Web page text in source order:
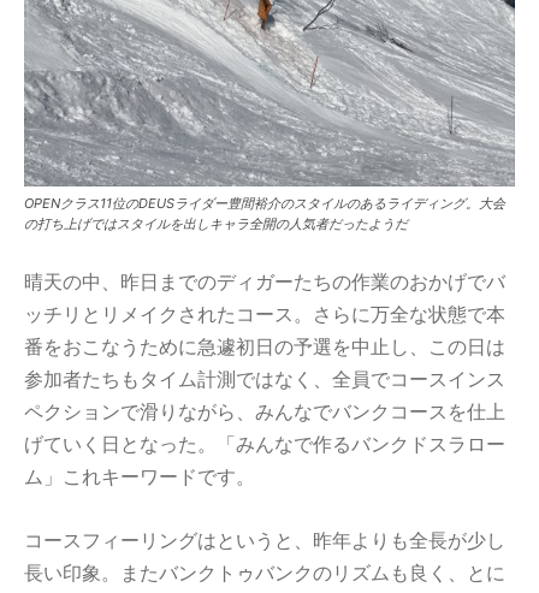
OPENクラス11位のDEUSライダー豊間裕介のスタイルのあるライディング。大会
の打ち上げではスタイルを出しキャラ全開の人気者だったようだ
晴天の中、昨日までのディガーたちの作業のおかげでバ
ッチリとリメイクされたコース。さらに万全な状態で本
番をおこなうために急遽初日の予選を中止し、この日は
参加者たちもタイム計測ではなく、全員でコースインス
ペクションで滑りながら、みんなでバンクコースを仕上
げていく日となった。「みんなで作るバンクドスラロー
ム」これキーワードです。
コースフィーリングはというと、昨年よりも全長が少し
長い印象。またバンクトゥバンクのリズムも良く、とに